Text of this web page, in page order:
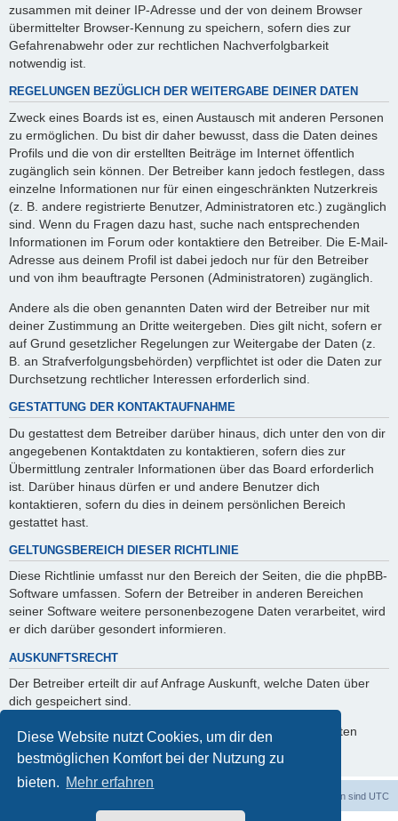
Diese Website nutzt Cookies, um dir den
bestmöglichen Komfort bei der Nutzung zu
bieten. Mehr erfahren
zusammen mit deiner IP-Adresse und der von deinem Browser
übermittelter Browser-Kennung zu speichern, sofern dies zur
Gefahrenabwehr oder zur rechtlichen Nachverfolgbarkeit
notwendig ist.
REGELUNGEN BEZÜGLICH DER WEITERGABE DEINER DATEN
Zweck eines Boards ist es, einen Austausch mit anderen Personen
zu ermöglichen. Du bist dir daher bewusst, dass die Daten deines
Profils und die von dir erstellten Beiträge im Internet öffentlich
zugänglich sein können. Der Betreiber kann jedoch festlegen, dass
einzelne Informationen nur für einen eingeschränkten Nutzerkreis
(z. B. andere registrierte Benutzer, Administratoren etc.) zugänglich
sind. Wenn du Fragen dazu hast, suche nach entsprechenden
Informationen im Forum oder kontaktiere den Betreiber. Die E-Mail-
Adresse aus deinem Profil ist dabei jedoch nur für den Betreiber
und von ihm beauftragte Personen (Administratoren) zugänglich.
Andere als die oben genannten Daten wird der Betreiber nur mit
deiner Zustimmung an Dritte weitergeben. Dies gilt nicht, sofern er
auf Grund gesetzlicher Regelungen zur Weitergabe der Daten (z.
B. an Strafverfolgungsbehörden) verpflichtet ist oder die Daten zur
Durchsetzung rechtlicher Interessen erforderlich sind.
GESTATTUNG DER KONTAKTAUFNAHME
Du gestattest dem Betreiber darüber hinaus, dich unter den von dir
angegebenen Kontaktdaten zu kontaktieren, sofern dies zur
Übermittlung zentraler Informationen über das Board erforderlich
ist. Darüber hinaus dürfen er und andere Benutzer dich
kontaktieren, sofern du dies in deinem persönlichen Bereich
gestattet hast.
GELTUNGSBEREICH DIESER RICHTLINIE
Diese Richtlinie umfasst nur den Bereich der Seiten, die die phpBB-
Software umfassen. Sofern der Betreiber in anderen Bereichen
seiner Software weitere personenbezogene Daten verarbeitet, wird
er dich darüber gesondert informieren.
AUSKUNFTSRECHT
Der Betreiber erteilt dir auf Anfrage Auskunft, welche Daten über
dich gespeichert sind.
Du kannst jederzeit die Löschung bzw. Sperrung deiner Daten
verlangen. Kontaktiere hierzu bitte den Betreiber.
Alle Zeiten sind UTC